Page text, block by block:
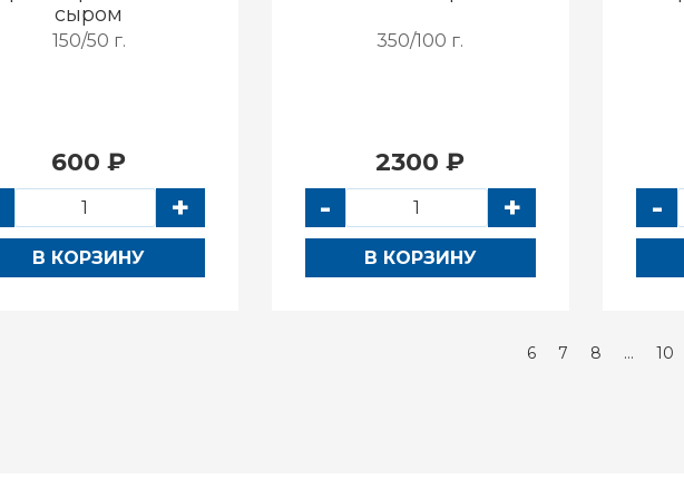
сыром
150/50 г.
600 ₽
+
В КОРЗИНУ
350/100 г.
2300 ₽
- +
В КОРЗИНУ
-
6 7 8 ... 10